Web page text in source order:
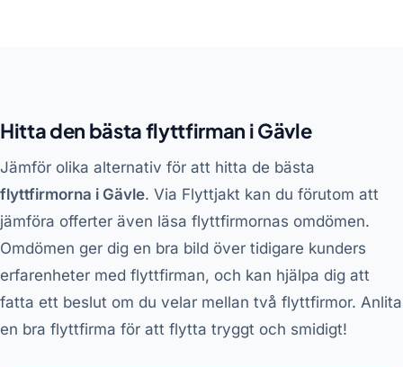
Hitta den bästa flyttfirman i Gävle
Jämför olika alternativ för att hitta de bästa
flyttfirmorna i Gävle. Via Flyttjakt kan du förutom att
jämföra offerter även läsa flyttfirmornas omdömen.
Omdömen ger dig en bra bild över tidigare kunders
erfarenheter med flyttfirman, och kan hjälpa dig att
fatta ett beslut om du velar mellan två flyttfirmor. Anlita
en bra flyttfirma för att flytta tryggt och smidigt!